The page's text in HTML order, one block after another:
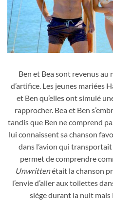
révèle son épilation du pubis
désormais à sa merci dans le film
Ben et Bea sont revenus au
d’artifice. Les jeunes mariées
et Ben qu’elles ont simulé
rapprocher. Bea et Ben
tandis que Ben ne comprend
lui connaissent sa chanson
dans l’avion qui
permet de comprendre
Unwrittenétait la chanson
l’envie d’aller aux toilettes
siège durant la nuit mais